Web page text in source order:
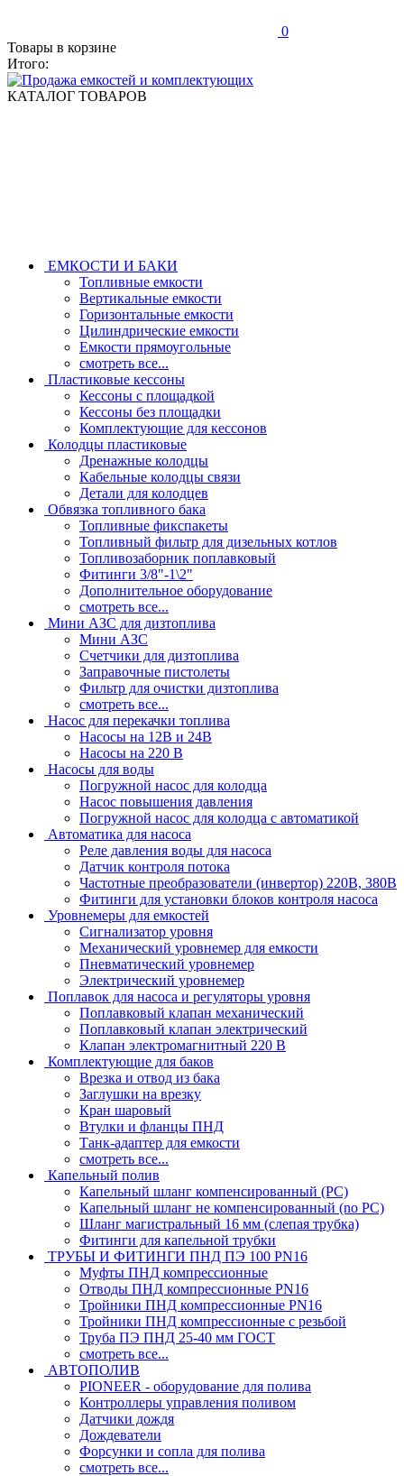
0
Товары в корзине
Итого:
КАТАЛОГ ТОВАРОВ
ЕМКОСТИ И БАКИ
Топливные емкости
Вертикальные емкости
Горизонтальные емкости
Цилиндрические емкости
Емкости прямоугольные
смотреть все...
Пластиковые кессоны
Кессоны с площадкой
Кессоны без площадки
Комплектующие для кессонов
Колодцы пластиковые
Дренажные колодцы
Кабельные колодцы связи
Детали для колодцев
Обвязка топливного бака
Топливные фикспакеты
Топливный фильтр для дизельных котлов
Топливозаборник поплавковый
Фитинги 3/8"-1\2"
Дополнительное оборудование
смотреть все...
Мини АЗС для дизтоплива
Мини АЗС
Счетчики для дизтоплива
Заправочные пистолеты
Фильтр для очистки дизтоплива
смотреть все...
Насос для перекачки топлива
Насосы на 12В и 24В
Насосы на 220 В
Насосы для воды
Погружной насос для колодца
Насос повышения давления
Погружной насос для колодца с автоматикой
Автоматика для насоса
Реле давления воды для насоса
Датчик контроля потока
Частотные преобразователи (инвертор) 220В, 380В
Фитинги для установки блоков контроля насоса
Уровнемеры для емкостей
Сигнализатор уровня
Механический уровнемер для емкости
Пневматический уровнемер
Электрический уровнемер
Поплавок для насоса и регуляторы уровня
Поплавковый клапан механический
Поплавковый клапан электрический
Клапан электромагнитный 220 В
Комплектующие для баков
Врезка и отвод из бака
Заглушки на врезку
Кран шаровый
Втулки и фланцы ПНД
Танк-адаптер для емкости
смотреть все...
Капельный полив
Капельный шланг компенсированный (PC)
Капельный шланг не компенсированный (no PC)
Шланг магистральный 16 мм (слепая трубка)
Фитинги для капельной трубки
ТРУБЫ И ФИТИНГИ ПНД ПЭ 100 PN16
Муфты ПНД компрессионные
Отводы ПНД компрессионные PN16
Тройники ПНД компрессионные PN16
Тройники ПНД компрессионные с резьбой
Труба ПЭ ПНД 25-40 мм ГОСТ
смотреть все...
АВТОПОЛИВ
PIONEER - оборудование для полива
Контроллеры управления поливом
Датчики дождя
Дождеватели
Форсунки и сопла для полива
смотреть все...